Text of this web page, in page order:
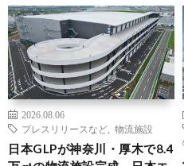
2026.08.06
プレスリリースなど
物流施設
日本GLPが神奈川・厚木で8.4